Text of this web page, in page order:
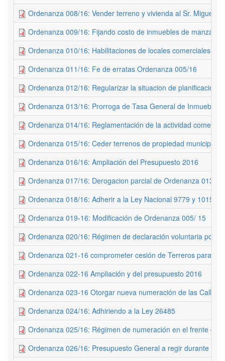
Ordenanza 008/16: Vender terreno y vivienda al Sr. Miguel
Ordenanza 009/16: Fijando costo de inmuebles de
Ordenanza 010/16: Habilitaciones de locales comerciales
Ordenanza 011/16: Fe de erratas Ordenanza 005/16
Ordenanza 012/16: Regularizar la situacion de planificación
Ordenanza 013/16: Prorroga de Tasa General de Inmuebles
Ordenanza 014/16: Reglamentación de la actividad comercial
Ordenanza 015/16: Ceder terrenos de propiedad municipal
Ordenanza 016/16: Ampliación del Presupuesto 2016
Ordenanza 017/16: Derogacion parcial de Ordenanza 013/13
Ordenanza 018/16: Adherir a la Ley Nacional 9779 y 10151
Ordenanza 019-16: Modificación de Ordenanza 005/ 15
Ordenanza 020/16: Régimen de declaración voluntaria por
Ordenanza 021-16 comprometer cesión de Terreros para
Ordenanza 022-16 Ampliación y del presupuesto 2016
Ordenanza 023-16 Otorgar nueva numeración de las Calles
Ordenanza 024/16: Adhiriendo a la Ley 26485
Ordenanza 025/16: Régimen de numeración en el frente de
Ordenanza 026/16: Presupuesto General a regir durante el